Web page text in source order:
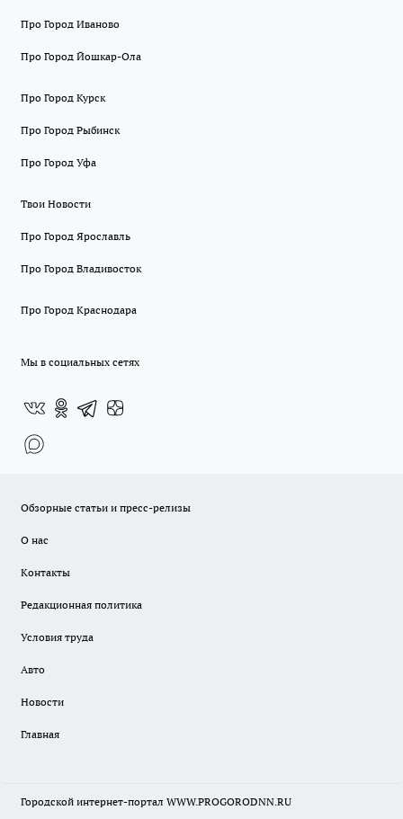
Про Город Иваново
Про Город Йошкар-Ола
Про Город Курск
Про Город Рыбинск
Про Город Уфа
Твои Новости
Про Город Ярославль
Про Город Владивосток
Про Город Краснодара
Мы в социальных сетях
Обзорные статьи и пресс-релизы
О нас
Контакты
Редакционная политика
Условия труда
Авто
Новости
Главная
Городской интернет-портал WWW.PROGORODNN.RU